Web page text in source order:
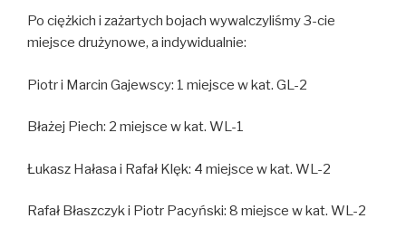
Po ciężkich i zażartych bojach wywalczyliśmy 3-cie
miejsce drużynowe, a indywidualnie:
Piotr i Marcin Gajewscy: 1 miejsce w kat. GL-2
Błażej Piech: 2 miejsce w kat. WL-1
Łukasz Hałasa i Rafał Klęk: 4 miejsce w kat. WL-2
Rafał Błaszczyk i Piotr Pacyński: 8 miejsce w kat. WL-2